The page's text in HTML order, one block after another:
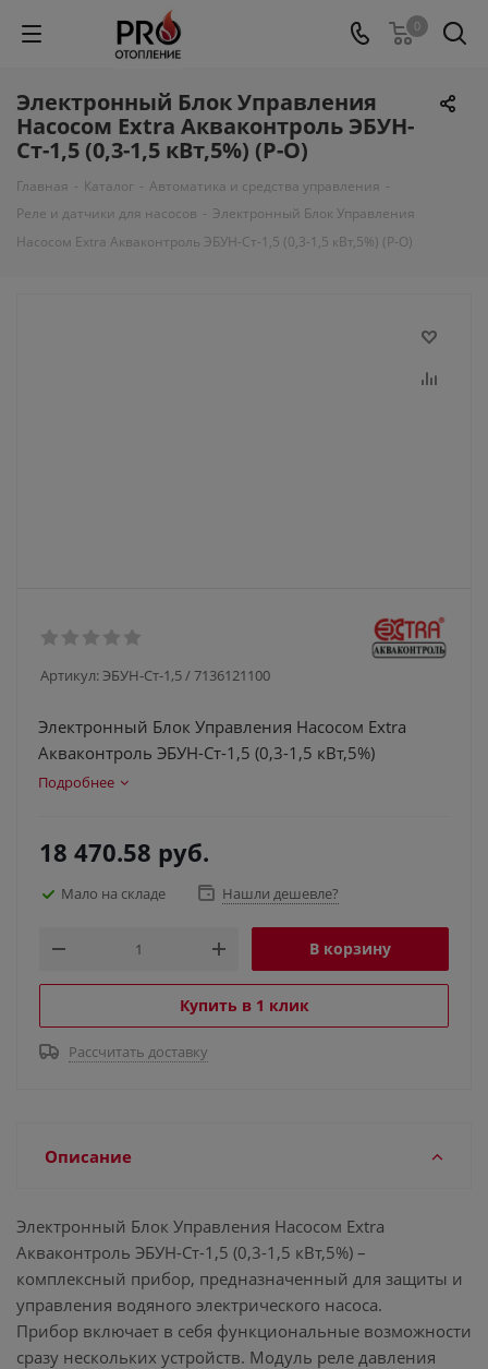
0
Электронный Блок Управления
Насосом Extra Акваконтроль ЭБУН-
Ст-1,5 (0,3-1,5 кВт,5%) (Р-О)
Главная - Каталог - Автоматика и средства управления -
Реле и датчики для насосов - Электронный Блок Управления
Насосом Extra Акваконтроль ЭБУН-Ст-1,5 (0,3-1,5 кВт,5%) (Р-О)
Артикул:ЭБУН-Ст-1,5 / 7136121100
Электронный Блок Управления Насосом Extra
Акваконтроль ЭБУН-Ст-1,5 (0,3-1,5 кВт,5%)
Подробнее
18 470.58 руб.
Мало на складе Нашли дешевле?
В корзину
Купить в 1 клик
Рассчитать доставку
Описание
Электронный Блок Управления Насосом Extra
Акваконтроль ЭБУН-Ст-1,5 (0,3-1,5 кВт,5%) –
комплексный прибор, предназначенный для защиты и
управления водяного электрического насоса.
Прибор включает в себя функциональные возможности
сразу нескольких устройств. Модуль реле давления